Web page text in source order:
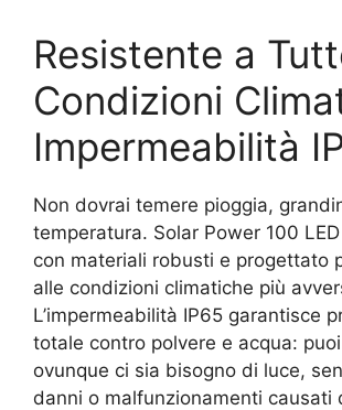
Resistente a
Condizioni
Impermeabilità
Non dovrai temere pioggia,
temperatura. Solar Power 100
con materiali robusti e progettato
alle condizioni climatiche più
L’impermeabilità IP65 garantisce
totale contro polvere e acqua:
ovunque ci sia bisogno di luce,
danni o malfunzionamenti causati